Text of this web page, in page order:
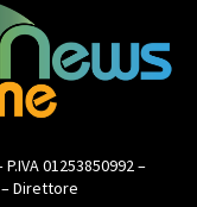
01253850992 –
Direttore